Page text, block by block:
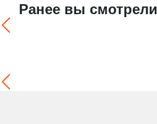
Ранее вы смотрели